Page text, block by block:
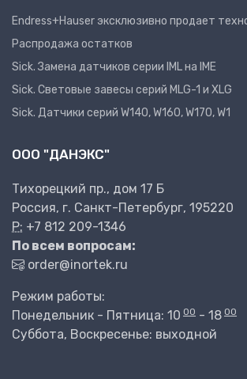
Endress+Hauser эксклюзивно продает
Распродажа остатков
Sick. Замена датчиков серии IML на IME
Sick. Световые завесы серий MLG-1 и XLG
Sick. Датчики серий W140, W160, W170, W1
ООО "ДАНЭКС"
Тихорецкий пр., дом 17 Б
Россия, г. Санкт-Петербург, 195220
P: +7 812 209-1346
По всем вопросам:
order@inortek.ru
Режим работы:
Понедельник - Пятница: 10 00 - 18 00
Суббота, Воскресенье: выходной